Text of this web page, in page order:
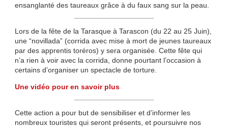
ensanglanté des taureaux grâce à du faux sang sur la peau.
Lors de la fête de la Tarasque à Tarascon (du 22 au 25 Juin),
une “novillada” (corrida avec mise à mort de jeunes taureaux
par des apprentis toréros) y sera organisée. Cette fête qui
n’a rien à voir avec la corrida, donne pourtant l’occasion à
certains d’organiser un spectacle de torture.
Une vidéo pour en savoir plus
Cette action a pour but de sensibiliser et d’informer les
nombreux touristes qui seront présents, et poursuivre nos